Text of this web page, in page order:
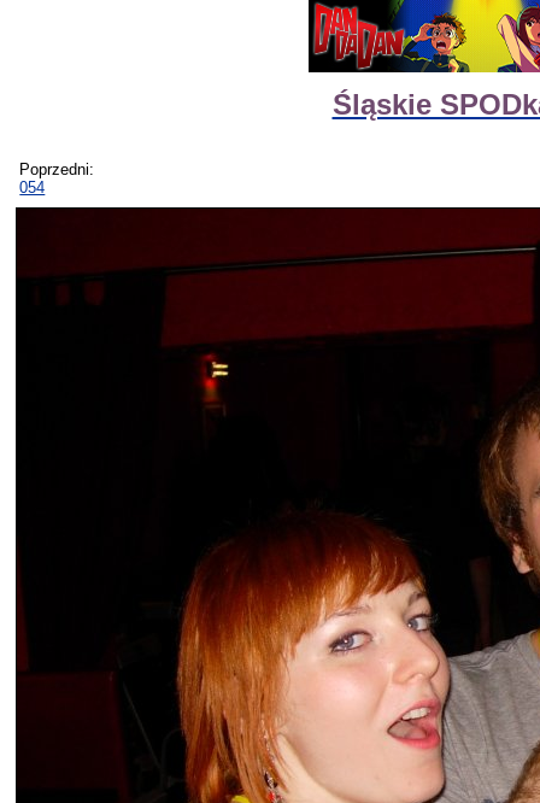
Śląskie
Poprzedni:
054